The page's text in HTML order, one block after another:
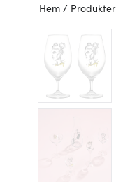
Hem / Produkter